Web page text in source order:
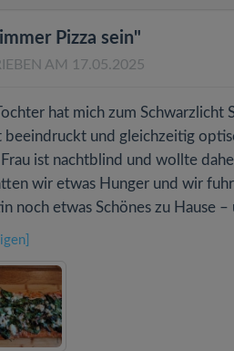
Pizza sein"
AM 17.05.2025
hat mich zum
und gleichzeitig
ist nachtblind und wollte
wir etwas Hunger und wir
noch etwas Schönes zu Hause